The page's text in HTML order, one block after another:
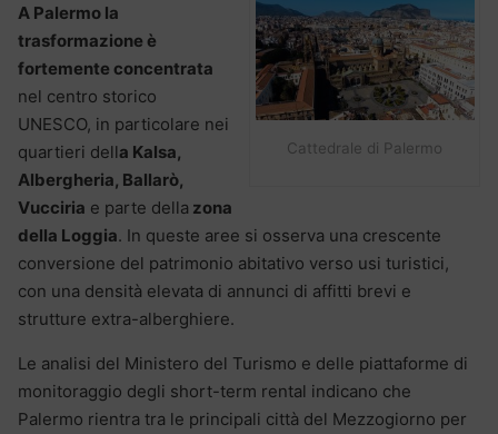
Cattedrale di Palermo
A Palermo la
trasformazione è
fortemente concentrata
nel centro storico
UNESCO, in particolare nei
quartieri della Kalsa,
Albergheria, Ballarò,
Vucciria e parte della zona
della Loggia. In queste aree si osserva una crescente
conversione del patrimonio abitativo verso usi turistici,
con una densità elevata di annunci di affitti brevi e
strutture extra-alberghiere.
Le analisi del Ministero del Turismo e delle piattaforme di
monitoraggio degli short-term rental indicano che
Palermo rientra tra le principali città del Mezzogiorno per